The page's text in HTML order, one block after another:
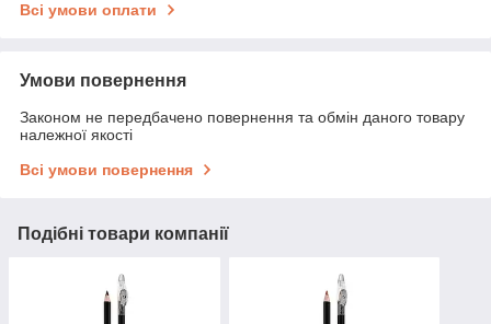
Всі умови оплати
Умови повернення
Законом не передбачено повернення та обмін даного товару
належної якості
Всі умови повернення
Подібні товари компанії